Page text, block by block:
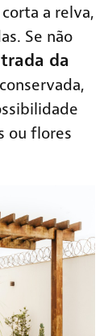
a relva,
Se não
da
ou flores